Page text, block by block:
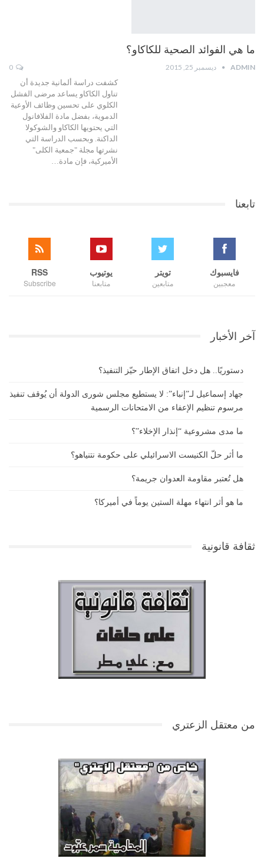
ما هي الفوائد الصحية للكاكاو؟
ADMIN ديسمبر 25, 2015
كشفت دراسة ألمانية جديدة أن
تناول الكاكاو يساعد مرضى الفشل
الكلوي على تحسين وظائف الأوعية
الدموية، بفضل مادة الفلافانول
التي يحتويها الكاكاو والشوكولا
الداكنة. وبحسب الدراسة التي
نشرتها مجلة "جمعية الكلى"
الأميركية، فإن مادة…
تابعنا
فايسبوك
معجبين
تويتر
متابعين
يوتيوب
متابعنا
RSS
Subscribe
آخر الأخبار
دستوريًا.. هل دخل اتفاق الإطار حيّز التنفيذ؟
جهاد إسماعيل لـ”إنباء”: لا يستطيع مجلس شورى الدولة أن يُوقف تنفيذ
مرسوم تنظيم الإعفاء من الامتحانات الرسمية
ما مدى مشروعية “إنذار الإخلاء”؟
ما أثر حلّ الكنيست الاسرائيلي على حكومة نتنياهو؟
هل تُعتبر مقاومة العدوان جريمة؟
ما هو أثر انتهاء مهلة الستين يوماً في أميركا؟
ثقافة قانونية
من معتقل الزعتري